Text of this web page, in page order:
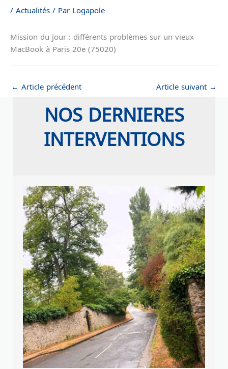
/ Actualités / Par Logapole
Mission du jour : différents problèmes sur un vieux
MacBook à Paris 20e (75020)
← Article précédent Article suivant →
NOS DERNIERES
INTERVENTIONS